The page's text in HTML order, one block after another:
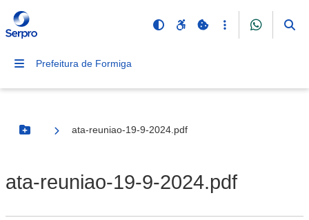
Prefeitura de Formiga
Botão Menu
ata-reuniao-19-9-2024.pdf
ata-reuniao-19-9-2024.pdf